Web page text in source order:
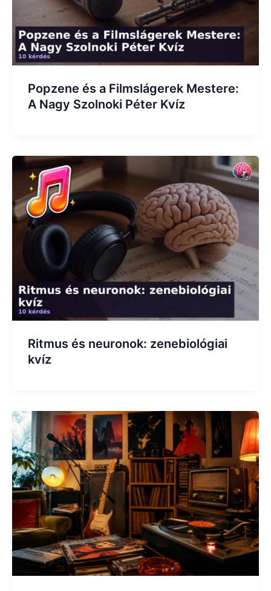
Popzene és a Filmslágerek Mestere:
A Nagy Szolnoki Péter Kvíz
Ritmus és neuronok: zenebiológiai
kvíz